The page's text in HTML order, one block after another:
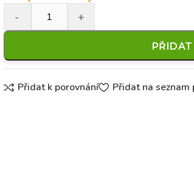
Přidat k porovnání Přidat na seznam